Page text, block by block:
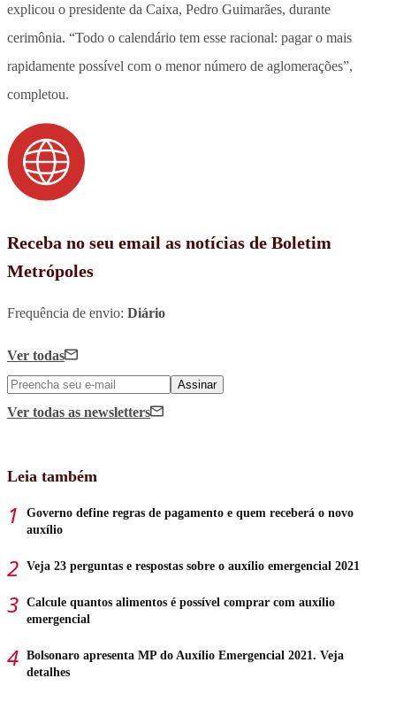
explicou o presidente da Caixa, Pedro Guimarães, durante
cerimônia. “Todo o calendário tem esse racional: pagar o mais
rapidamente possível com o menor número de aglomerações”,
completou.
Receba no seu email as notícias de Boletim
Metrópoles
Frequência de envio: Diário
Ver todas
Assinar
Ver todas as newsletters
Leia também
Governo define regras de pagamento e quem receberá o novo
auxílio
Veja 23 perguntas e respostas sobre o auxílio emergencial 2021
Calcule quantos alimentos é possível comprar com auxílio
emergencial
Bolsonaro apresenta MP do Auxílio Emergencial 2021. Veja
detalhes